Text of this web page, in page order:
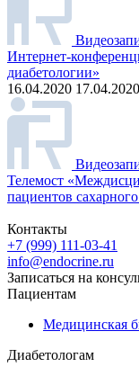
Интернет-
диабетологии»
16.04.2020 17.04.2020
Телемост
пациентов
Контакты
+7 (999) 111-03-41
info@endocrine.ru
Записаться на
Пациентам
Медицинская
Диабетологам